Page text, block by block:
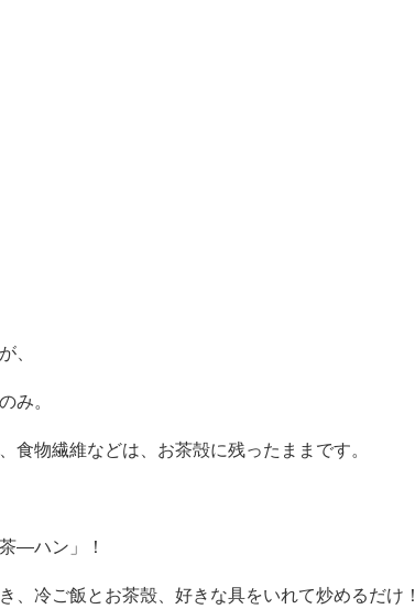
、
み。
物繊維などは、お茶殻に残ったままです。
―ハン」！
、冷ご飯とお茶殼、好きな具をいれて炒めるだけ！